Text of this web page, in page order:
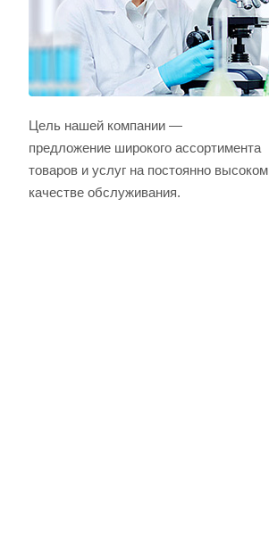
Цель нашей компании —
предложение широкого ассортимента
товаров и услуг на постоянно высоком
качестве обслуживания.